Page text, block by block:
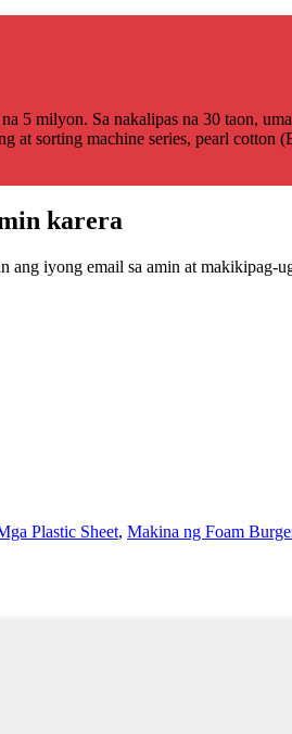
milyon. Sa nakalipas na 30 taon,
sorting machine series, pearl cotton
karera
iyong email sa amin at makikipag-
Plastic Sheet, Makina ng Foam